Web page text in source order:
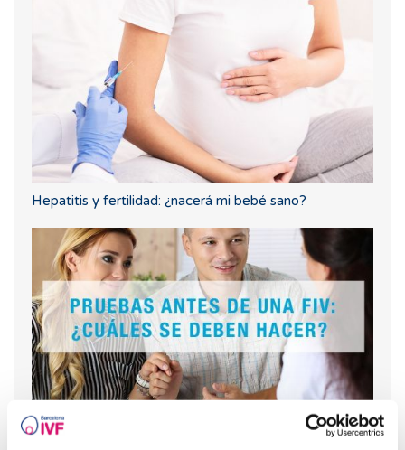
Hepatitis y fertilidad: ¿nacerá mi bebé sano?
Pruebas antes de una FIV: ¿Cuáles se deben hacer?